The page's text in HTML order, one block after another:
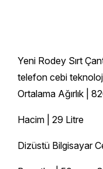
Yeni Rodey Sırt
telefon cebi
Ortalama Ağırlık |
Hacim | 29 Litre
Dizüstü Bilgisayar